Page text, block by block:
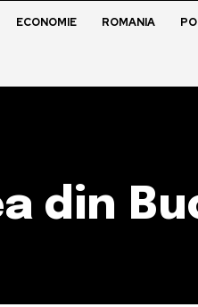
ECONOMIE ROMANIA
din